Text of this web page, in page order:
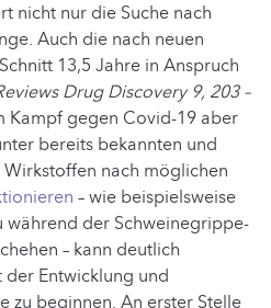
nicht nur die Suche nach
Auch die nach neuen
13,5 Jahre in Anspruch
Drug Discovery 9, 203 –
Kampf gegen Covid-19 aber
bereits bekannten und
nach möglichen
– wie beispielsweise
der Schweinegrippe-
– kann deutlich
Entwicklung und
zu beginnen. An erster Stelle